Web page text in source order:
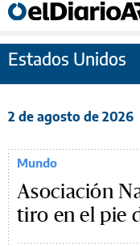
Estados Unidos
2 de agosto de 2026
Mundo
Asociación
tiro en el pie